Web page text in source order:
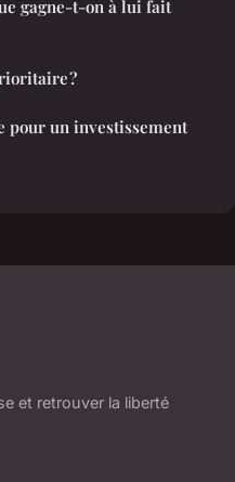
gagne-t-on à lui fait
?
pour un investissement
et retrouver la liberté